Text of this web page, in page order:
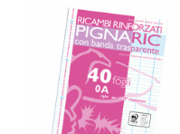
Quickview
Aggiungi
preferiti